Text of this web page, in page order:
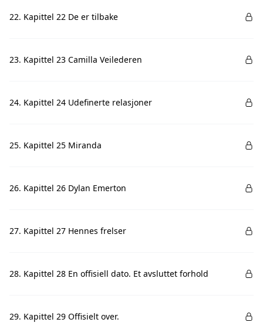
22. Kapittel 22 De er tilbake
23. Kapittel 23 Camilla Veilederen
24. Kapittel 24 Udefinerte relasjoner
25. Kapittel 25 Miranda
26. Kapittel 26 Dylan Emerton
27. Kapittel 27 Hennes frelser
28. Kapittel 28 En offisiell dato. Et avsluttet forhold
29. Kapittel 29 Offisielt over.